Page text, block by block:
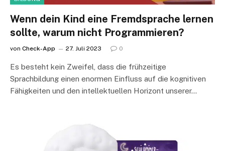
Wenn dein Kind eine Fremdsprache lernen
sollte, warum nicht Programmieren?
von Check-App 27. Juli 2023 0
Es besteht kein Zweifel, dass die frühzeitige
Sprachbildung einen enormen Einfluss auf die kognitiven
Fähigkeiten und den intellektuellen Horizont unserer…